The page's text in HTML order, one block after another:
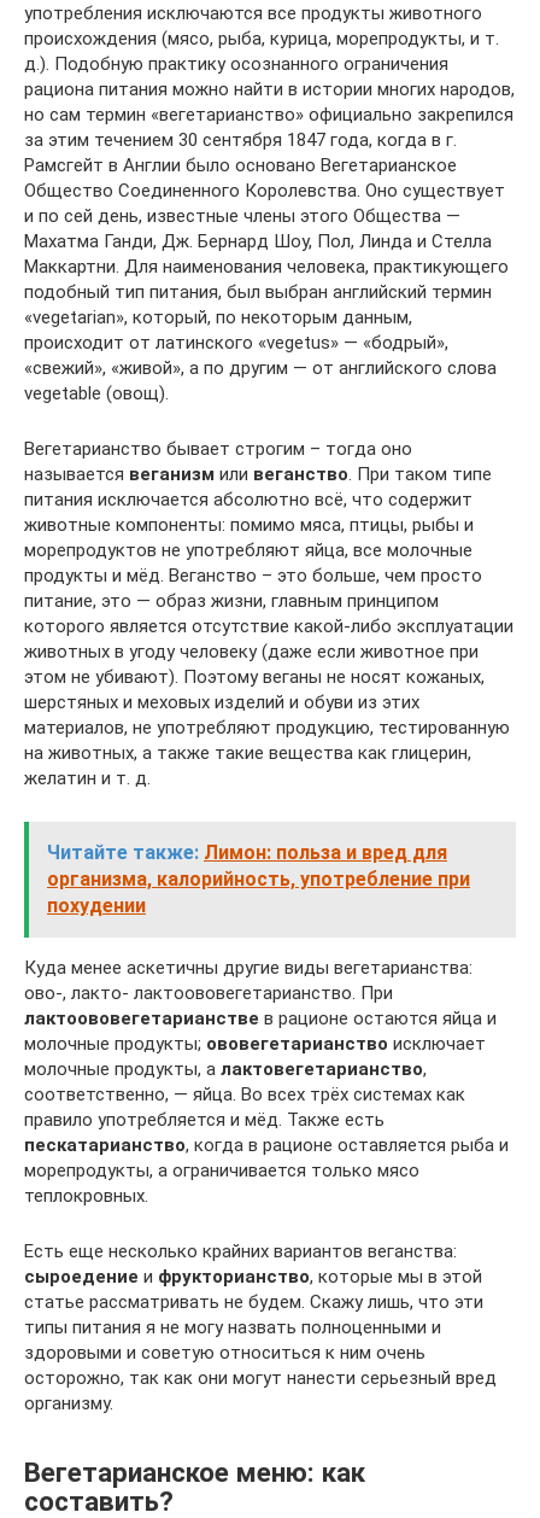
употребления исключаются все продукты животного
происхождения (мясо, рыба, курица, морепродукты, и т.
д.). Подобную практику осознанного ограничения
рациона питания можно найти в истории многих народов,
но сам термин «вегетарианство» официально закрепился
за этим течением 30 сентября 1847 года, когда в г.
Рамсгейт в Англии было основано Вегетарианское
Общество Соединенного Королевства. Оно существует
и по сей день, известные члены этого Общества —
Махатма Ганди, Дж. Бернард Шоу, Пол, Линда и Стелла
Маккартни. Для наименования человека, практикующего
подобный тип питания, был выбран английский термин
«vegetarian», который, по некоторым данным,
происходит от латинского «vegetus» — «бодрый»,
«свежий», «живой», а по другим — от английского слова
vegetable (овощ).
Вегетарианство бывает строгим – тогда оно
называется веганизм или веганство. При таком типе
питания исключается абсолютно всё, что содержит
животные компоненты: помимо мяса, птицы, рыбы и
морепродуктов не употребляют яйца, все молочные
продукты и мёд. Веганство – это больше, чем просто
питание, это — образ жизни, главным принципом
которого является отсутствие какой-либо эксплуатации
животных в угоду человеку (даже если животное при
этом не убивают). Поэтому веганы не носят кожаных,
шерстяных и меховых изделий и обуви из этих
материалов, не употребляют продукцию, тестированную
на животных, а также такие вещества как глицерин,
желатин и т. д.
Читайте также: Лимон: польза и вред для
организма, калорийность, употребление при
похудении
Куда менее аскетичны другие виды вегетарианства:
ово-, лакто- лактоововегетарианство. При
лактоововегетарианстве в рационе остаются яйца и
молочные продукты; ововегетарианство исключает
молочные продукты, а лактовегетарианство,
соответственно, — яйца. Во всех трёх системах как
правило употребляется и мёд. Также есть
пескатарианство, когда в рационе оставляется рыба и
морепродукты, а ограничивается только мясо
теплокровных.
Есть еще несколько крайних вариантов веганства:
сыроедение и фрукторианство, которые мы в этой
статье рассматривать не будем. Скажу лишь, что эти
типы питания я не могу назвать полноценными и
здоровыми и советую относиться к ним очень
осторожно, так как они могут нанести серьезный вред
организму.
Вегетарианское меню: как
составить?